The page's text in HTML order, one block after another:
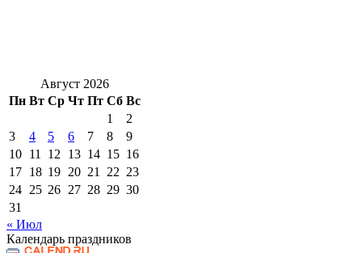
Август 2026
Пн Вт Ср Чт Пт Сб Вс
1
2
3
4 5 6 7 8
9
10 11 12 13 14 15 16
17 18 19 20 21 22 23
24 25 26 27 28 29 30
31
« Июл
Календарь праздников